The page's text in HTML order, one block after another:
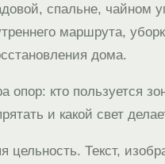
спальне, чайном
маршрута,
дома.
опор: кто пользуется
и какой свет
Текст,